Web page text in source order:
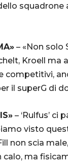
– «Non solo
Kroell ma
competitivi,
il superG di
– ‘Rulfus’
visto
non scia
calo, ma